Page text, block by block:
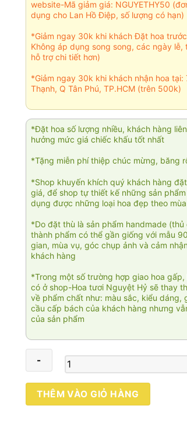
website-Mã giảm giá: NGUYETHY50
dụng cho Lan Hồ Điệp, số lượng có hạn)
*Giảm ngay 30k khi khách Đặt hoa
Không áp dụng song song, các ngày lễ,
hỗ trợ chi tiết hơn)
*Giảm ngay 30k khi khách nhận hoa tại:
Thạnh, Q Tân Phú, TP.HCM (trên 500k)
*Đặt hoa số lượng nhiều, khách hàng
hưởng mức giá chiếc khấu tốt nhất
*Tặng miễn phí thiệp chúc mừng, băng
*Shop khuyến khích quý khách hàng
giá, để shop tự thiết kế những sản
dụng được những loại hoa đẹp theo
*Do đặt thù là sản phẩm handmade
thành phẩm có thể gần giống với mẫu
gian, mùa vụ, góc chụp ảnh và cảm
khách hàng
*Trong một số trường hợp giao hoa
có ở shop-Hoa tươi Nguyệt Hỷ sẽ thay
về phẩm chất như: màu sắc, kiểu dáng,
cầu cấp bách của khách hàng nhưng
của sản phẩm
Tân
hoàng
THÊM VÀO GIỎ HÀNG